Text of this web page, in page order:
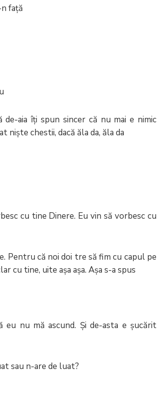
față
aia îți spun sincer că nu mai e nimic
niște chestii, dacă ăla da, ăla da
cu tine Dinere. Eu vin să vorbesc cu
Pentru că noi doi tre să fim cu capul pe
cu tine, uite așa așa. Așa s-a spus
nu mă ascund. Și de-asta e șucărit
sau n-are de luat?